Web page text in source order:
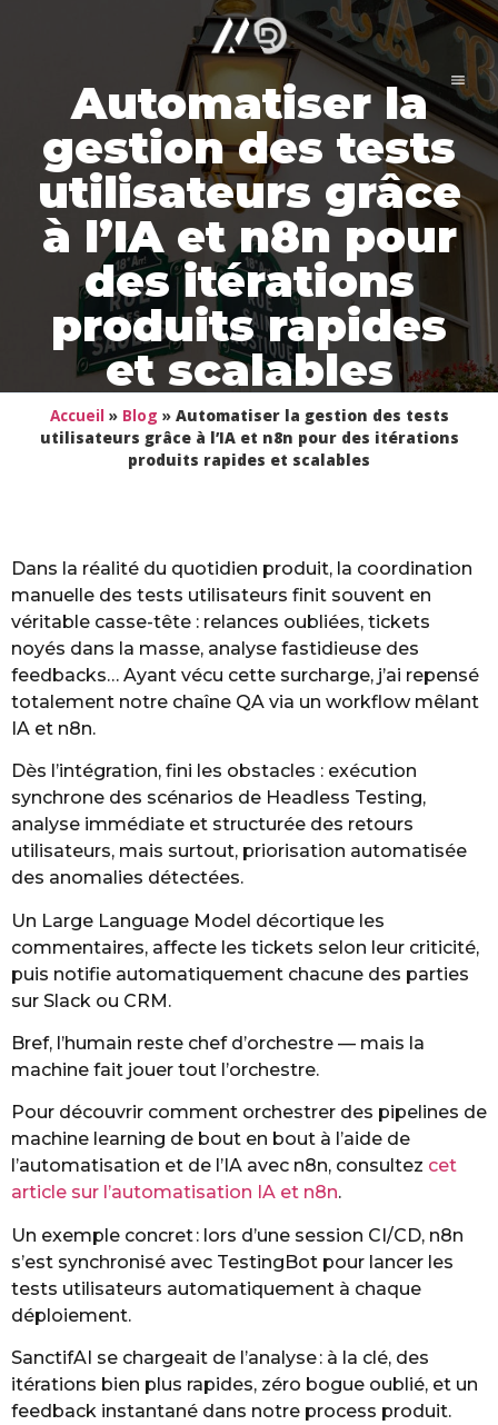
Automatiser la
gestion des tests
utilisateurs grâce
à l’IA et n8n pour
des itérations
produits rapides
et scalables
Accueil » Blog » Automatiser la gestion des tests
utilisateurs grâce à l’IA et n8n pour des itérations
produits rapides et scalables
Dans la réalité du quotidien produit, la coordination
manuelle des tests utilisateurs finit souvent en
véritable casse-tête : relances oubliées, tickets
noyés dans la masse, analyse fastidieuse des
feedbacks… Ayant vécu cette surcharge, j’ai repensé
totalement notre chaîne QA via un workflow mêlant
IA et n8n.
Dès l’intégration, fini les obstacles : exécution
synchrone des scénarios de Headless Testing,
analyse immédiate et structurée des retours
utilisateurs, mais surtout, priorisation automatisée
des anomalies détectées.
Un Large Language Model décortique les
commentaires, affecte les tickets selon leur criticité,
puis notifie automatiquement chacune des parties
sur Slack ou CRM.
Bref, l’humain reste chef d’orchestre — mais la
machine fait jouer tout l’orchestre.
Pour découvrir comment orchestrer des pipelines de
machine learning de bout en bout à l’aide de
l’automatisation et de l’IA avec n8n, consultez cet
article sur l’automatisation IA et n8n.
Un exemple concret : lors d’une session CI/CD, n8n
s’est synchronisé avec TestingBot pour lancer les
tests utilisateurs automatiquement à chaque
déploiement.
SanctifAI se chargeait de l’analyse : à la clé, des
itérations bien plus rapides, zéro bogue oublié, et un
feedback instantané dans notre process produit.